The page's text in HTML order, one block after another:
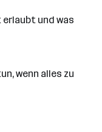
erlaubt und was
wenn alles zu